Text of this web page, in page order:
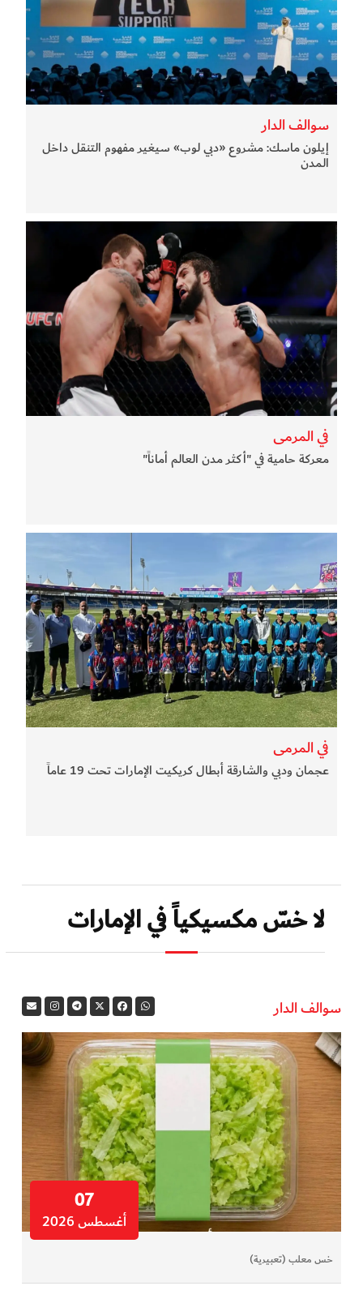
سوالف الدار
إيلون ماسك: مشروع «دبي لوب» سيغير مفهوم التنقل داخل
المدن
في المرمى
معركة حامية في "أكثر مدن العالم أماناً"
في المرمى
عجمان ودبي والشارقة أبطال كريكيت الإمارات تحت 19 عاماً
لا خسّ مكسيكياً في الإمارات
سوالف الدار
07
أغسطس 2026
خس معلب (تعبيرية)